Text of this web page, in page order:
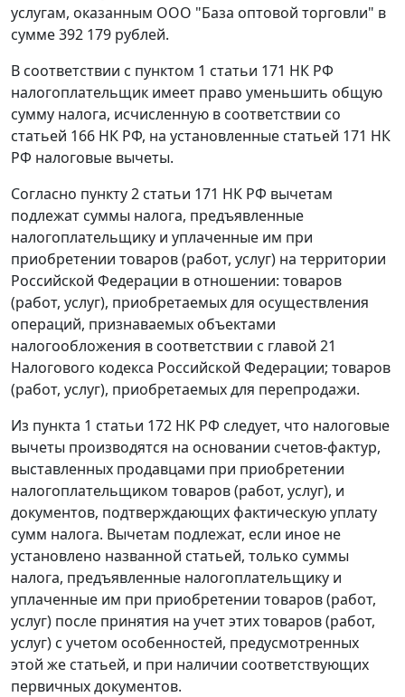
услугам, оказанным ООО "База оптовой торговли" в
сумме 392 179 рублей.
В соответствии с пунктом 1 статьи 171 НК РФ
налогоплательщик имеет право уменьшить общую
сумму налога, исчисленную в соответствии со
статьей 166 НК РФ, на установленные статьей 171 НК
РФ налоговые вычеты.
Согласно пункту 2 статьи 171 НК РФ вычетам
подлежат суммы налога, предъявленные
налогоплательщику и уплаченные им при
приобретении товаров (работ, услуг) на территории
Российской Федерации в отношении: товаров
(работ, услуг), приобретаемых для осуществления
операций, признаваемых объектами
налогообложения в соответствии с главой 21
Налогового кодекса Российской Федерации; товаров
(работ, услуг), приобретаемых для перепродажи.
Из пункта 1 статьи 172 НК РФ следует, что налоговые
вычеты производятся на основании счетов-фактур,
выставленных продавцами при приобретении
налогоплательщиком товаров (работ, услуг), и
документов, подтверждающих фактическую уплату
сумм налога. Вычетам подлежат, если иное не
установлено названной статьей, только суммы
налога, предъявленные налогоплательщику и
уплаченные им при приобретении товаров (работ,
услуг) после принятия на учет этих товаров (работ,
услуг) с учетом особенностей, предусмотренных
этой же статьей, и при наличии соответствующих
первичных документов.